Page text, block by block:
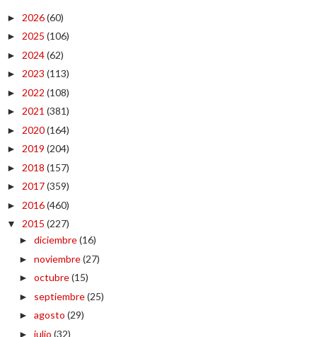
► 2026(60)
► 2025 (106)
► 2024(62)
► 2023 (113)
► 2022 (108)
► 2021 (381)
► 2020(164)
► 2019 (204)
► 2018 (157)
► 2017(359)
► 2016(460)
▼ 2015 (227)
► diciembre(16)
► noviembre(27)
► octubre(15)
► septiembre(25)
► agosto (29)
► julio (32)